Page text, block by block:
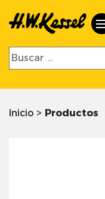
Inicio > Productos